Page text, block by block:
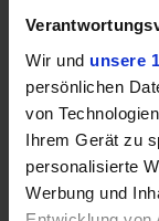
Wir und unsere
persönlichen
von
Ihrem Gerät zu
personalisierte
Werbung und